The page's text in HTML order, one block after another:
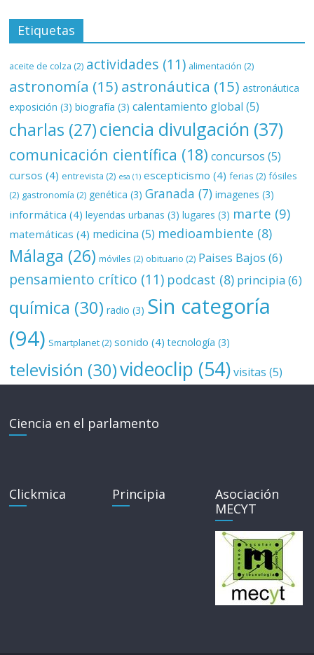
Etiquetas
aceite de colza (2) actividades (11) alimentación (2)
astronomía (15) astronáutica (15) astronáutica
exposición (3) biografía (3) calentamiento global (5)
charlas (27)ciencia divulgación (37)
comunicación científica (18) concursos (5)
cursos (4) entrevista (2) esa (1) escepticismo (4) ferias (2) fósiles
(2) gastronomía (2) genética (3) Granada (7) imagenes (3)
informática (4) leyendas urbanas (3) lugares (3) marte (9)
matemáticas (4) medicina (5) medioambiente (8)
Málaga (26) móviles (2) obituario (2) Paises Bajos (6)
pensamiento crítico (11) podcast (8) principia(6)
química (30) radio (3) Sin categoría
(94) Smartplanet (2) sonido (4) tecnología (3)
televisión (30)videoclip (54) visitas (5)
Ciencia en el parlamento
Clickmica Principia
Asociación
MECYT